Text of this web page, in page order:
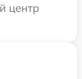
центр